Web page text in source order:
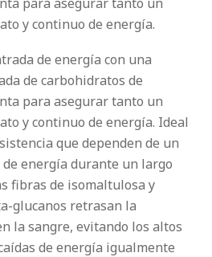
y continuo de energía.
de energía con una
de carbohidratos de
para asegurar tanto un
y continuo de energía. Ideal
que dependen de un
energía durante un largo
fibras de isomaltulosa y
glucanos retrasan la
la sangre, evitando los altos
de energía igualmente